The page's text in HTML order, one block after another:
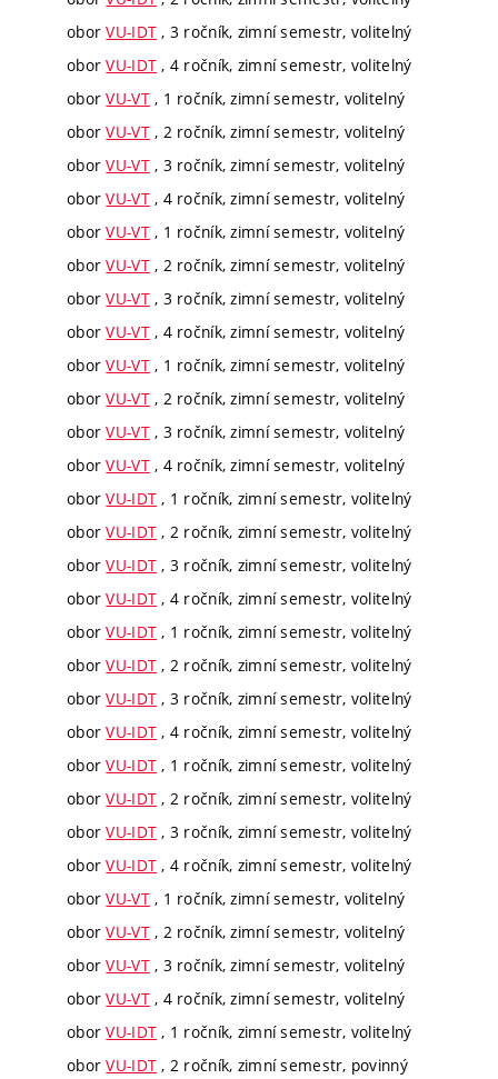
oborVU-IDT , 3 ročník, zimní semestr, volitelný
oborVU-IDT , 4 ročník, zimní semestr, volitelný
oborVU-VT, 1 ročník, zimní semestr, volitelný
oborVU-VT, 2 ročník, zimní semestr, volitelný
oborVU-VT, 3 ročník, zimní semestr, volitelný
oborVU-VT, 4 ročník, zimní semestr, volitelný
oborVU-VT, 1 ročník, zimní semestr, volitelný
oborVU-VT, 2 ročník, zimní semestr, volitelný
oborVU-VT, 3 ročník, zimní semestr, volitelný
oborVU-VT, 4 ročník, zimní semestr, volitelný
oborVU-VT, 1 ročník, zimní semestr, volitelný
oborVU-VT, 2 ročník, zimní semestr, volitelný
oborVU-VT, 3 ročník, zimní semestr, volitelný
oborVU-VT, 4 ročník, zimní semestr, volitelný
oborVU-IDT , 1 ročník, zimní semestr, volitelný
oborVU-IDT , 2 ročník, zimní semestr, volitelný
oborVU-IDT , 3 ročník, zimní semestr, volitelný
oborVU-IDT , 4 ročník, zimní semestr, volitelný
oborVU-IDT , 1 ročník, zimní semestr, volitelný
oborVU-IDT , 2 ročník, zimní semestr, volitelný
oborVU-IDT , 3 ročník, zimní semestr, volitelný
oborVU-IDT , 4 ročník, zimní semestr, volitelný
oborVU-IDT , 1 ročník, zimní semestr, volitelný
oborVU-IDT , 2 ročník, zimní semestr, volitelný
oborVU-IDT , 3 ročník, zimní semestr, volitelný
oborVU-IDT , 4 ročník, zimní semestr, volitelný
oborVU-VT, 1 ročník, zimní semestr, volitelný
oborVU-VT, 2 ročník, zimní semestr, volitelný
oborVU-VT, 3 ročník, zimní semestr, volitelný
oborVU-VT, 4 ročník, zimní semestr, volitelný
oborVU-IDT , 1 ročník, zimní semestr, volitelný
oborVU-IDT , 2 ročník, zimní semestr, povinný